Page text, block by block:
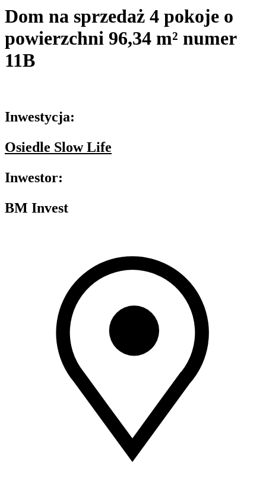
Dom na sprzedaż 4 pokoje o
powierzchni 96,34 m² numer
11B
Inwestycja:
Osiedle Slow Life
Inwestor:
BM Invest